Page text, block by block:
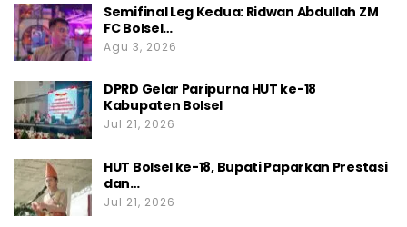
Semifinal Leg Kedua: Ridwan Abdullah ZM
FC Bolsel…
Agu 3, 2026
DPRD Gelar Paripurna HUT ke-18
Kabupaten Bolsel
Jul 21, 2026
HUT Bolsel ke-18, Bupati Paparkan Prestasi
dan…
Jul 21, 2026